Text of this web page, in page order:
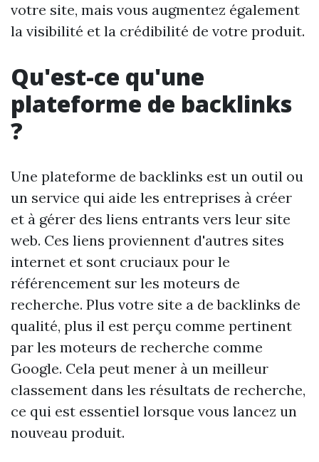
votre site, mais vous augmentez également
la visibilité et la crédibilité de votre produit.
Qu'est-ce qu'une
plateforme de backlinks
?
Une plateforme de backlinks est un outil ou
un service qui aide les entreprises à créer
et à gérer des liens entrants vers leur site
web. Ces liens proviennent d'autres sites
internet et sont cruciaux pour le
référencement sur les moteurs de
recherche. Plus votre site a de backlinks de
qualité, plus il est perçu comme pertinent
par les moteurs de recherche comme
Google. Cela peut mener à un meilleur
classement dans les résultats de recherche,
ce qui est essentiel lorsque vous lancez un
nouveau produit.